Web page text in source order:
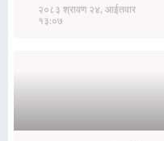
२०८३ श्रावण २४, आईतवार
१३:०७